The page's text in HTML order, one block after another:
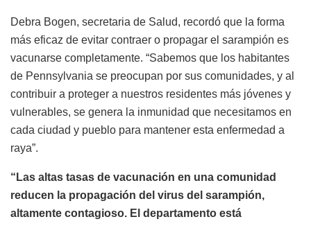
Debra Bogen, secretaria de Salud, recordó que la forma
más eficaz de evitar contraer o propagar el sarampión es
vacunarse completamente. “Sabemos que los habitantes
de Pennsylvania se preocupan por sus comunidades, y al
contribuir a proteger a nuestros residentes más jóvenes y
vulnerables, se genera la inmunidad que necesitamos en
cada ciudad y pueblo para mantener esta enfermedad a
raya”.
“Las altas tasas de vacunación en una comunidad
reducen la propagación del virus del sarampión,
altamente contagioso. El departamento está